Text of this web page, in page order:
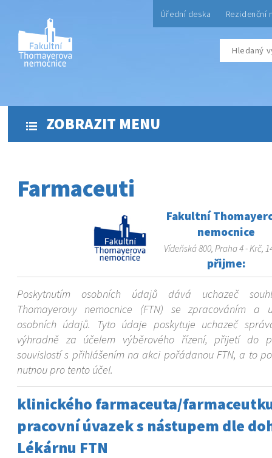
Úřední deska Rezidenční
ZOBRAZIT MENU
Farmaceuti
Fakultní
nemocnice
Vídeňská 800, Praha 4 - Krč,
přijme:
Poskytnutím osobních údajů dává uchazeč
Thomayerovy nemocnice (FTN) se zpracováním a
osobních údajů. Tyto údaje poskytuje uchazeč
výhradně za účelem výběrového řízení, přijetí do
souvislostí s přihlášením na akci pořádanou FTN, a to
nutnou pro tento účel.
klinického farmaceuta/
pracovní úvazek s nástupem dle
Lékárnu FTN